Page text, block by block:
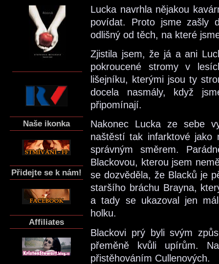
Naše ikonka
Přidejte se k nám!
Affiliates
Lucka navrhla nějakou
povídat. Proto jsme zašly
odlišný od těch, na které
Zjistila jsem, že já a ani
pokroucené stromy v
lišejníku, kterými jsou ty
docela nasmály, když
připomínají.
Nakonec Lucka ze sebe
naštěstí tak infarktové
správným směrem.
Blackovou, kterou jsem
se dozvěděla, že Blacků je
staršího bráchu Brayna,
a tady se ukazoval jen
holku.
Blackovi prý byli svým
přeměně kvůli upírům.
přistěhováním Cullenových.